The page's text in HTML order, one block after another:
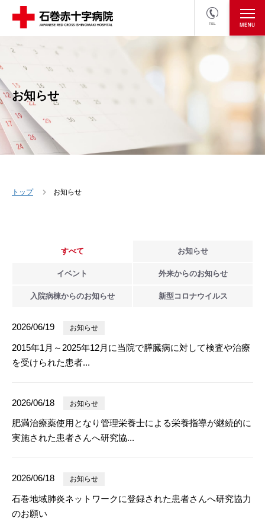
TEL
医療関係者の方
お知らせ
トップ お知らせ
すべて お知らせ
イベント 外来からのお知らせ
入院病棟からのお知らせ 新型 コロナウイルス
2026/06/19 お知らせ
2015年1月～2025年12月に当院で膵臓病に対して検査や治療
を受けられた患者...
2026/06/18 お知らせ
肥満治療薬使用となり管理栄養士による栄養指導が継続的に
実施された患者さんへ研究協...
2026/06/18 お知らせ
石巻地域肺炎ネットワークに登録された患者さんへ研究協力
のお願い